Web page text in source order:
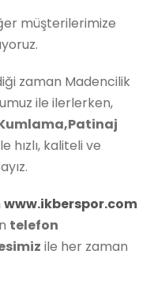
müşterilerimize
zaman Madencilik
ile ilerlerken,
hızlı, kaliteli ve
www.ikberspor.com
telefon
ile her zaman